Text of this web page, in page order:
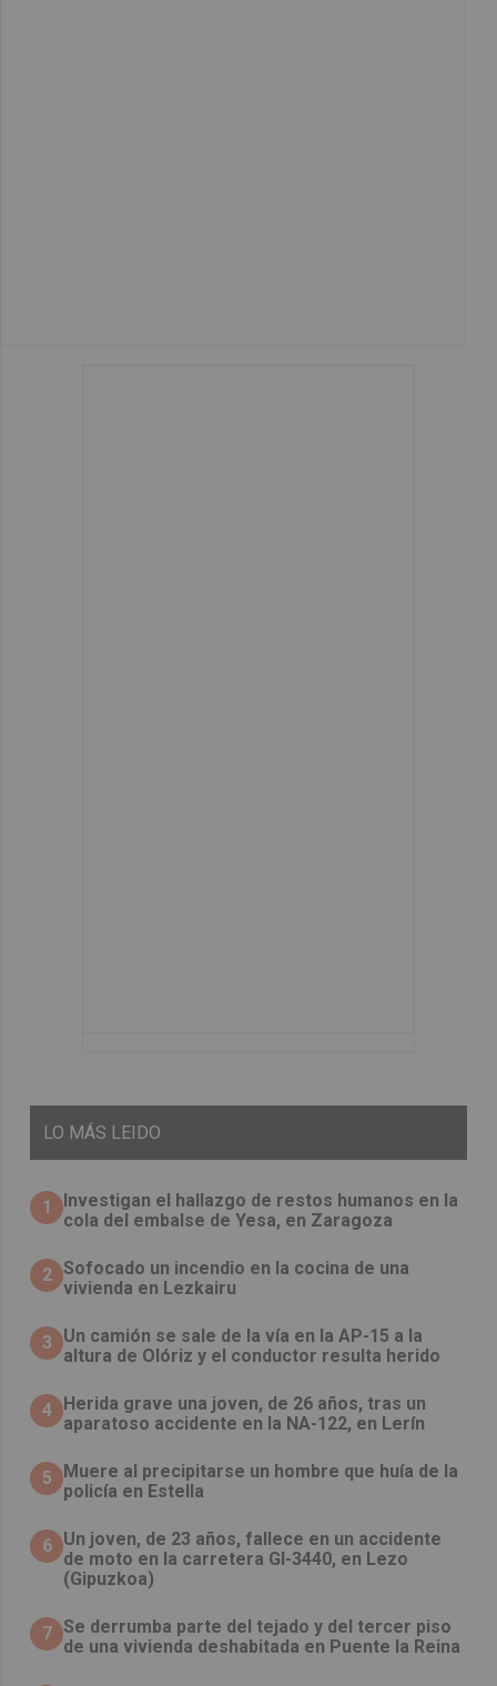
LO MÁS LEIDO
1
Investigan el hallazgo de restos humanos en la
cola del embalse de Yesa, en Zaragoza
2 Sofocado un incendio en la cocina de una
vivienda en Lezkairu
3
Un camión se sale de la vía en la AP-15 a la
altura de Olóriz y el conductor resulta herido
4 Herida grave una joven, de 26 años, tras un
aparatoso accidente en la NA-122, en Lerín
5
Muere al precipitarse un hombre que huía de la
policía en Estella
6 Un joven, de 23 años, fallece en un accidente
de moto en la carretera GI-3440, en Lezo
(Gipuzkoa)
7 Se derrumba parte del tejado y del tercer piso
de una vivienda deshabitada en Puente la Reina